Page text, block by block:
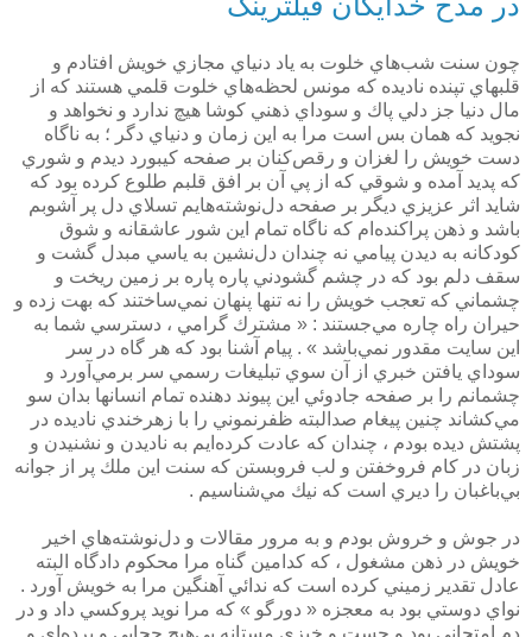
چون سنت شب‌هاي خلوت به ياد دنياي مجازي خويش افتادم و
قلبهاي تپنده ناديده كه مونس لحظه‌هاي خلوت قلمي هستند كه از
مال دنيا جز دلي پاك و سوداي ذهني كوشا هيچ ندارد و نخواهد و
نجويد كه همان بس است مرا به اين زمان و دنياي دگر ؛ به ناگاه
دست خويش را لغزان و رقص‌كنان بر صفحه كيبورد ديدم و شوري
كه پديد آمده و شوقي كه از پي آن بر افق قلبم طلوع كرده بود كه
شايد اثر عزيزي ديگر بر صفحه دل‌نوشته‌هايم تسلاي دل پر آشوبم
باشد و ذهن پراكنده‌ام كه ناگاه تمام اين شور عاشقانه و شوق
كودكانه به ديدن پيامي نه چندان دل‌نشين به ياسي مبدل گشت و
سقف دلم بود كه در چشم گشودني پاره پاره بر زمين ريخت و
چشماني كه تعجب خويش را نه تنها پنهان نمي‌ساختند كه بهت زده و
حيران راه چاره مي‌جستند : « مشترك گرامي ، دسترسي شما به
اين سايت مقدور نمي‌باشد » . پيام آشنا بود كه هر گاه در سر
سوداي يافتن خبري از آن سوي تبليغات رسمي سر بر‌مي‌آورد و
چشمانم را بر صفحه جادوئي اين پيوند دهنده تمام انسانها بدان سو
مي‌كشاند چنين پيغام صدالبته ظفرنموني را با زهرخندي ناديده در
پشتش ديده بودم ، چندان كه عادت كرده‌ايم به ناديدن و نشنيدن و
زبان در كام فروخفتن و لب فروبستن كه سنت اين ملك پر از جوانه
بي‌باغبان را ديري است كه نيك مي‌شناسيم .
در جوش و خروش بودم و به مرور مقالات و دل‌نوشته‌هاي اخير
خويش در ذهن مشغول ، كه كدامين گناه مرا محكوم دادگاه البته
عادل تقدير زميني كرده است كه ندائي آهنگين مرا به خويش آورد .
نواي دوستي بود به معجزه « دورگو » كه مرا نويد پروكسي داد و در
دم امتحاني بود و جست و خيزي مستانه بي‌هيچ حجابي و پرده‌اي و